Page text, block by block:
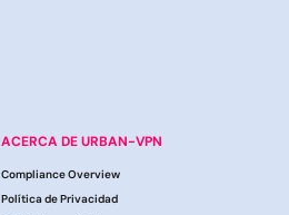
ACERCA DE URBAN-VPN
Compliance Overview
Política de Privacidad